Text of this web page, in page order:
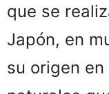
que se
Japón, en
su origen